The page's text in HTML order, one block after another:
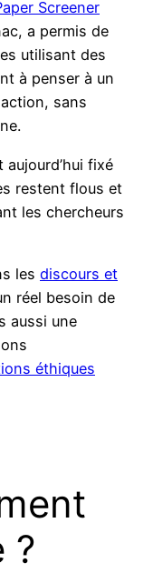
Screener
a permis de
utilisant des
à penser à un
sans
fixé
restent flous et
les chercheurs
les discours et
réel besoin de
aussi une
éthiques
?